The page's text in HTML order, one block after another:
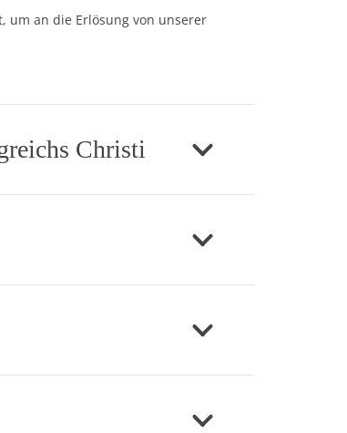
um an die Erlösung von unserer
Christi